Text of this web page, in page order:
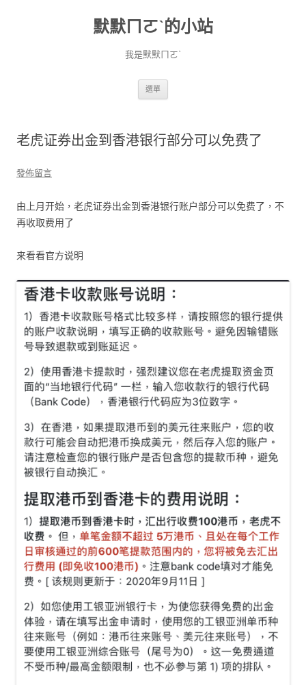
默默ㄇㄛˋ的小站
我是默默ㄇㄛˋ
選單
老虎证券出金到香港银行部分可以免费了
發佈留言
由上月开始，老虎证券出金到香港银行账户部分可以免费了，不
再收取费用了
来看看官方说明